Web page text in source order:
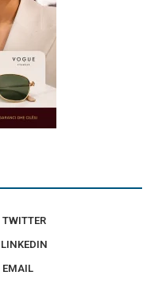
TWITTER
LINKEDIN
EMAIL